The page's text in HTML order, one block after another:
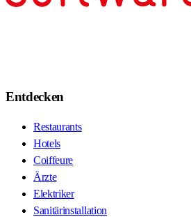
Entdecken
Restaurants
Hotels
Coiffeure
Ärzte
Elektriker
Sanitärinstallation